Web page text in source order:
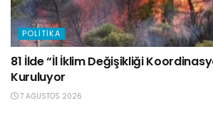
POLITIKA
81 İlde “İl İklim Değişikliği
Kuruluyor
7 AĞUSTOS 2026